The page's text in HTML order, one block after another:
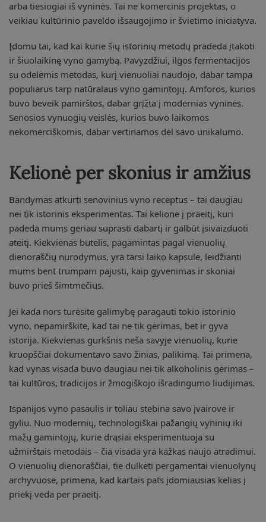
arba tiesiogiai iš vyninės. Tai ne komercinis projektas, o
veikiau kultūrinio paveldo išsaugojimo ir švietimo iniciatyva.
Įdomu tai, kad kai kurie šių istorinių metodų pradeda įtakoti
ir šiuolaikinę vyno gamybą. Pavyzdžiui, ilgos fermentacijos
su odelėmis metodas, kurį vienuoliai naudojo, dabar tampa
populiarus tarp natūralaus vyno gamintojų. Amforos, kurios
buvo beveik pamirštos, dabar grįžta į modernias vyninės.
Senosios vynuogių veislės, kurios buvo laikomos
nekomerciškomis, dabar vertinamos dėl savo unikalumo.
Kelionė per skonius ir amžius
Bandymas atkurti senovinius vyno receptus – tai daugiau
nei tik istorinis eksperimentas. Tai kelionė į praeitį, kuri
padeda mums geriau suprasti dabartį ir galbūt įsivaizduoti
ateitį. Kiekvienas butelis, pagamintas pagal vienuolių
dienoraščių nurodymus, yra tarsi laiko kapsulė, leidžianti
mums bent trumpam pajusti, kaip gyvenimas ir skoniai
buvo prieš šimtmečius.
Jei kada nors turėsite galimybę paragauti tokio istorinio
vyno, nepamirškite, kad tai ne tik gėrimas, bet ir gyva
istorija. Kiekvienas gurkšnis neša savyje vienuolių, kurie
kruopščiai dokumentavo savo žinias, palikimą. Tai primena,
kad vynas visada buvo daugiau nei tik alkoholinis gėrimas –
tai kultūros, tradicijos ir žmogiškojo išradingumo liudijimas.
Ispanijos vyno pasaulis ir toliau stebina savo įvairove ir
gyliu. Nuo modernių, technologiškai pažangių vyninių iki
mažų gamintojų, kurie drąsiai eksperimentuoja su
užmirštais metodais – čia visada yra kažkas naujo atradimui.
O vienuolių dienoraščiai, tie dulkėti pergamentai vienuolynų
archyvuose, primena, kad kartais pats įdomiausias kelias į
priekį veda per praeitį.